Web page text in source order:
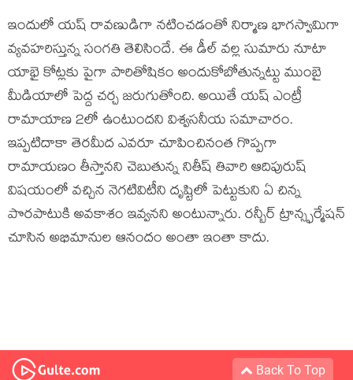
ఇందులో యష్ రావణుడిగా నటించడంతో నిర్మాణ భాగస్వామిగా
వ్యవహరిస్తున్న సంగతి తెలిసిందే. ఈ డీల్ వల్ల సుమారు నూటా
యాభై కోట్లకు పైగా పారితోషికం అందుకోబోతున్నట్టు ముంబై
మీడియాలో పెద్ద చర్చ జరుగుతోంది. అయితే యష్ ఎంట్రీ
రామాయాణ 2లో ఉంటుందని విశ్వసనీయ సమాచారం.
ఇప్పటిదాకా తెరమీద ఎవరూ చూపించినంత గొప్పగా
రామాయణం తీస్తానని చెబుతున్న నితీష్ తివారి ఆదిపురుష్
విషయంలో వచ్చిన నెగటివిటీని దృష్టిలో పెట్టుకుని ఏ చిన్న
పొరపాటుకి అవకాశం ఇవ్వనని అంటున్నారు. రన్బీర్ ట్రాన్స్ఫర్మేషన్
చూసిన అభిమానుల ఆనందం అంతా ఇంతా కాదు.
Back To Top